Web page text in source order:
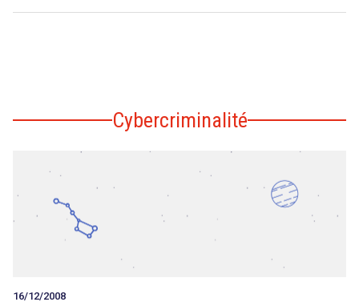
Cybercriminalité
16/12/2008